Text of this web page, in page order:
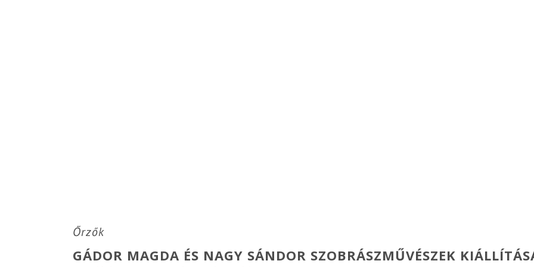
Őrzők
GÁDOR MAGDA ÉS NAGY SÁNDOR SZOBRÁSZMŰVÉSZEK